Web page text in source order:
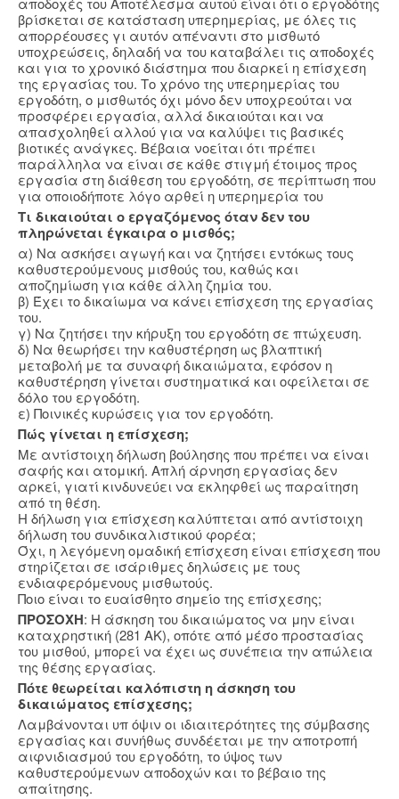
βρίσκεται σε κατάσταση υπερημερίας, με όλες τις
απορρέουσες γι αυτόν απέναντι στο μισθωτό
υποχρεώσεις, δηλαδή να του καταβάλει τις αποδοχές
και για το χρονικό διάστημα που διαρκεί η επίσχεση
της εργασίας του. Το χρόνο της υπερημερίας του
εργοδότη, ο μισθωτός όχι μόνο δεν υποχρεούται να
προσφέρει εργασία, αλλά δικαιούται και να
απασχοληθεί αλλού για να καλύψει τις βασικές
βιοτικές ανάγκες. Βέβαια νοείται ότι πρέπει
παράλληλα να είναι σε κάθε στιγμή έτοιμος προς
εργασία στη διάθεση του εργοδότη, σε περίπτωση που
για οποιοδήποτε λόγο αρθεί η υπερημερία του
Τι δικαιούται ο εργαζόμενος όταν δεν του
πληρώνεται έγκαιρα ο μισθός;
α) Να ασκήσει αγωγή και να ζητήσει εντόκως τους
καθυστερούμενους μισθούς του, καθώς και
αποζημίωση για κάθε άλλη ζημία του.
β) Έχει το δικαίωμα να κάνει επίσχεση της εργασίας
του.
γ) Να ζητήσει την κήρυξη του εργοδότη σε πτώχευση.
δ) Να θεωρήσει την καθυστέρηση ως βλαπτική
μεταβολή με τα συναφή δικαιώματα, εφόσον η
καθυστέρηση γίνεται συστηματικά και οφείλεται σε
δόλο του εργοδότη.
ε) Ποινικές κυρώσεις για τον εργοδότη.
Πώς γίνεται η επίσχεση;
Με αντίστοιχη δήλωση βούλησης που πρέπει να είναι
σαφής και ατομική. Απλή άρνηση εργασίας δεν
αρκεί, γιατί κινδυνεύει να εκληφθεί ως παραίτηση
από τη θέση.
Η δήλωση για επίσχεση καλύπτεται από αντίστοιχη
δήλωση του συνδικαλιστικού φορέα;
Όχι, η λεγόμενη ομαδική επίσχεση είναι επίσχεση που
στηρίζεται σε ισάριθμες δηλώσεις με τους
ενδιαφερόμενους μισθωτούς.
Ποιο είναι το ευαίσθητο σημείο της επίσχεσης;
ΠΡΟΣΟΧΗ: Η άσκηση του δικαιώματος να μην είναι
καταχρηστική (281 ΑΚ), οπότε από μέσο προστασίας
του μισθού, μπορεί να έχει ως συνέπεια την απώλεια
της θέσης εργασίας.
Πότε θεωρείται καλόπιστη η άσκηση του
δικαιώματος επίσχεσης;
Λαμβάνονται υπ όψιν οι ιδιαιτερότητες της σύμβασης
εργασίας και συνήθως συνδέεται με την αποτροπή
αιφνιδιασμού του εργοδότη, το ύψος των
καθυστερούμενων αποδοχών και το βέβαιο της
απαίτησης.